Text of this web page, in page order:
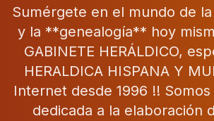
Sumérgete en el mundo de
y la **genealogía** hoy
GABINETE HERÁLDICO,
HERALDICA HISPANA Y
Internet desde 1996 !!
dedicada a la elaboración